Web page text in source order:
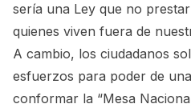
sería una Ley que no
quienes viven fuera de
A cambio, los ciudadanos
esfuerzos para poder de
conformar la “Mesa